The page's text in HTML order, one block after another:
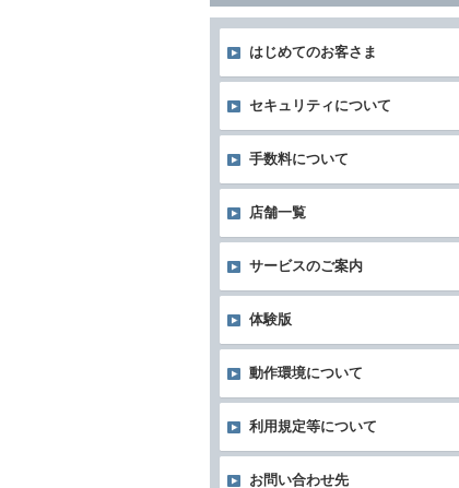
はじめてのお客さま
セキュリティについて
手数料について
店舗一覧
サービスのご案内
体験版
動作環境について
利用規定等について
お問い合わせ先